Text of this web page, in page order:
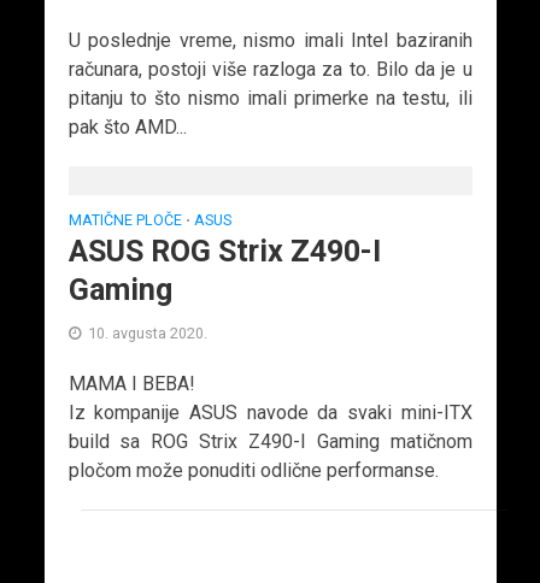
U poslednje vreme, nismo imali Intel baziranih
računara, postoji više razloga za to. Bilo da je u
pitanju to što nismo imali primerke na testu, ili
pak što AMD...
MATIČNE PLOČE • ASUS
ASUS ROG Strix Z490-I
Gaming
10. avgusta 2020.
MAMA I BEBA!
Iz kompanije ASUS navode da svaki mini-ITX
build sa ROG Strix Z490-I Gaming matičnom
pločom može ponuditi odlične performanse.